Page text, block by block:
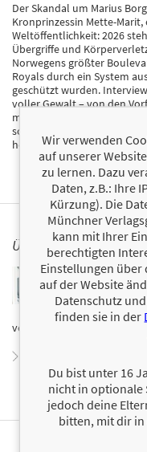
Der Skandal um Marius
Kronprinzessin Mette-
Weltöffentlichkeit: 2026
Übergriffe und
Norwegens größter
Royals durch ein System
geschützt wurden.
voller Gewalt – von den
machen das Buch zum
schonungslosen Blick hinter
hochaktuell, brisant und
ÜBER KJERSTI KVAM
Kjersti Kvam
Erfahrung in
Funktionen.
verschiedenen
Wir verwenden
auf unserer
zu lernen. Dazu
Daten, z.B.: Ihre
Kürzung). Die
Münchner
kann mit Ihrer
berechtigten
Einstellungen über
auf der Website
Datenschutz
finden sie in der
Du bist unter 16
nicht in optionale
jedoch deine
bitten, mit dir in